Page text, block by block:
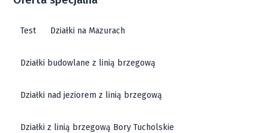
Test Działki na Mazurach
Działki budowlane z linią brzegową
Działki nad jeziorem z linią brzegową
Działki z linią brzegową Bory Tucholskie